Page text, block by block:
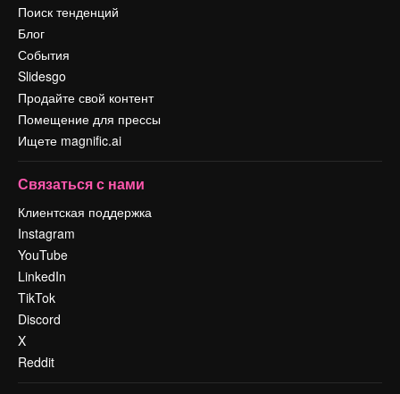
Поиск тенденций
Блог
События
Slidesgo
Продайте свой контент
Помещение для прессы
Ищете magnific.ai
Связаться с нами
Клиентская поддержка
Instagram
YouTube
LinkedIn
TikTok
Discord
X
Reddit